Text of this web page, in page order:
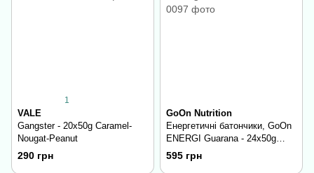
1
VALE
Gangster - 20x50g Caramel-
Nougat-Peanut
290 грн
GoOn Nutrition
Енергетичні батончики, GoOn
ENERGI Guarana - 24x50g
Snickers
595 грн